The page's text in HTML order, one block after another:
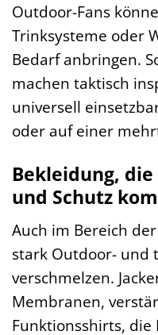
Outdoor-Fans
Trinksysteme oder
Bedarf anbringen.
machen taktisch
universell
oder auf einer
Bekleidung,
und Schutz
Auch im Bereich
stark Outdoor- und
verschmelzen.
Membranen,
Funktionsshirts, die